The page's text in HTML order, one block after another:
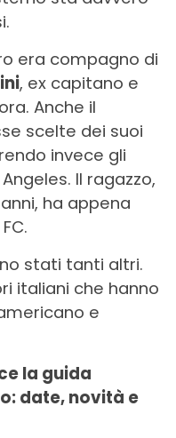
era compagno di
, ex capitano e
Anche il
scelte dei suoi
invece gli
Il ragazzo,
ha appena
stati tanti altri.
italiani che hanno
e
la guida
date, novità e